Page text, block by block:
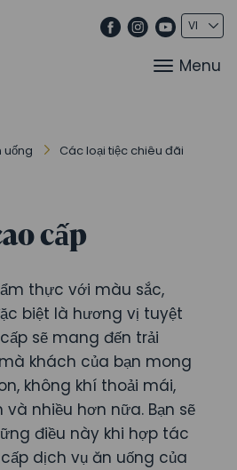
Menu
uống
Các loại tiệc chiêu đãi
cấp
thực với màu sắc,
biệt là hương vị tuyệt
sẽ mang đến trải
khách của bạn mong
không khí thoải mái,
nhiều hơn nữa. Bạn sẽ
điều này khi hợp tác
dịch vụ ăn uống của